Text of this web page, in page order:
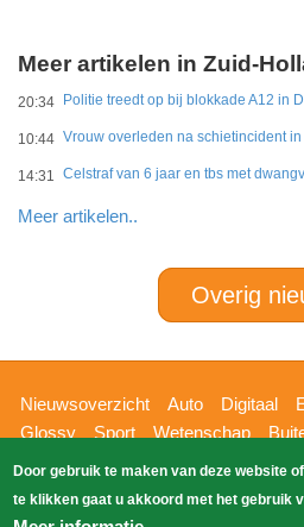
Meer artikelen in Zuid-
20:34 Politie treedt op bij blokkade A12 in
10:44
14:31
Meer artikelen..
Overig
Hoofdnavigatie
Nieuwsoverzicht Auto Digitaal
Glossy
Sport Wetenschap
Bizzpress
Blik op 112 Provincies
Zoeken
Copyright Blik
Door gebruik te maken van deze website
te klikken gaat u akkoord met het gebruik